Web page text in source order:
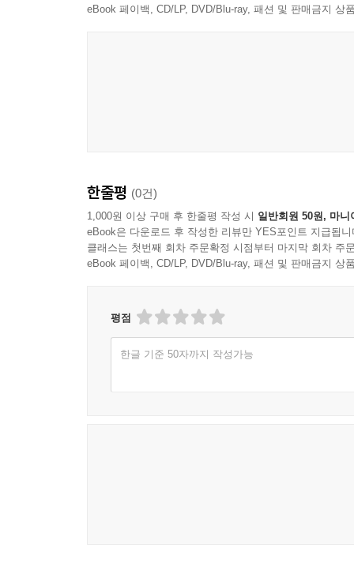
골칫거리로 등장하고 있다. 『지구환경구조대
있다. 또한 이에 대한 해결책과 일상에서 실천할
그동안 잘 몰랐던 어린이들도 쉽게 접근할 수 있도
환경을 생각하는 어린이라면 누구나 '영웅'이
이산화탄소와 메탄으로 인한 환경 파괴와 지구온
물고기들을 위협하고 아름다운 산호초를 오염시
eBook 페이백, CD/LP, DVD/Blu-ray, 패션 및 판매금지 상
한줄평 (0건)
1,000원 이상 구매 후 한줄평 작성 시 일반회원 50원, 마니
eBook은 다운로드 후 작성한 리뷰만 YES포인트 지급됩니
클래스는 첫번째 회차 주문확정 시점부터 마지막 회차 주
eBook 페이백, CD/LP, DVD/Blu-ray, 패션 및 판매금지 상
평점
한글 기준 50자까지 작성가능